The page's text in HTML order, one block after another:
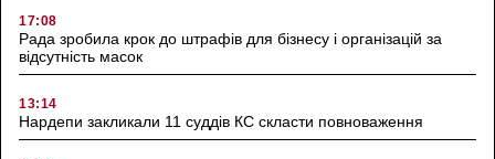
17:08
Рада зробила крок до штрафів для бізнесу і організацій за
відсутність масок
13:14
Нардепи закликали 11 суддів КС скласти повноваження